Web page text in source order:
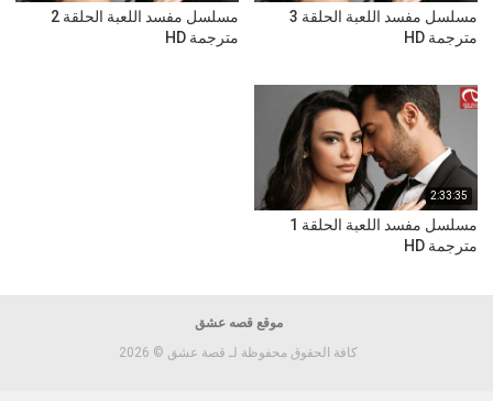
مسلسل مفسد اللعبة الحلقة 3
مترجمة HD
مسلسل مفسد اللعبة الحلقة 2
مترجمة HD
2:33:35
مسلسل مفسد اللعبة الحلقة 1
مترجمة HD
موقع قصه عشق
كافة الحقوق محفوظة لـ قصة عشق © 2026